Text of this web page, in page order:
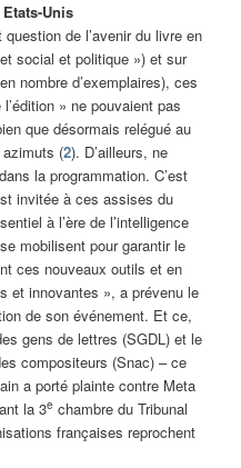
Unis
de l’avenir du livre en
social et politique ») et sur
nombre d’exemplaires), ces
» ne pouvaient pas
que désormais relégué au
azimuts (2). D’ailleurs, ne
la programmation. C’est
invitée à ces assises du
à l’ère de l’intelligence
mobilisent pour garantir le
ces nouveaux outils et en
et innovantes », a prévenu le
de son événement. Et ce,
gens de lettres (SGDL) et le
compositeurs (Snac) – ce
a porté plainte contre Meta
la 3e chambre du Tribunal
françaises reprochent